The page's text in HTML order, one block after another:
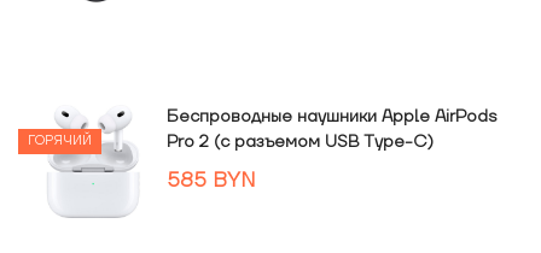
ГОРЯЧИЙ
Беспроводные наушники Apple AirPods
Pro 2 (с разъемом USB Type-C)
585 BYN